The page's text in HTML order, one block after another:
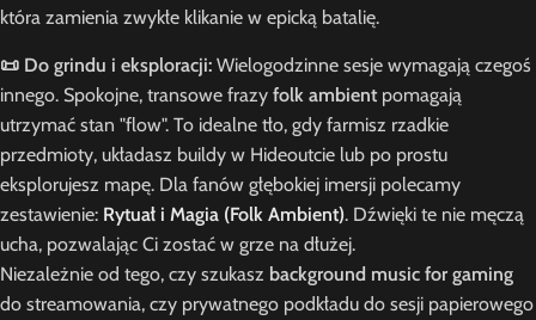
która zamienia zwykłe klikanie w epicką batalię.
📜 Do grindu i eksploracji: Wielogodzinne sesje wymagają czegoś
innego. Spokojne, transowe frazy folk ambientpomagają
utrzymać stan "flow". To idealne tło, gdy farmisz rzadkie
przedmioty, układasz buildy w Hideoutcie lub po prostu
eksplorujesz mapę. Dla fanów głębokiej imersji polecamy
zestawienie: Rytuał i Magia (Folk Ambient). Dźwięki te nie męczą
ucha, pozwalając Ci zostać w grze na dłużej.
Niezależnie od tego, czy szukasz background music for gaming
do streamowania, czy prywatnego podkładu do sesji papierowego